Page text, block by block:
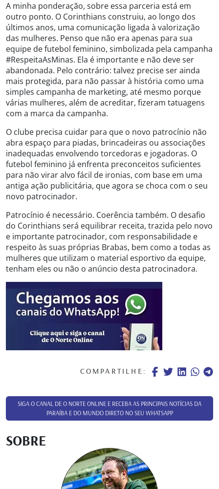
A minha ponderação, sobre essa parceria está em
outro ponto. O Corinthians construiu, ao longo dos
últimos anos, uma comunicação ligada à valorização
das mulheres. Penso que não era apenas para sua
equipe de futebol feminino, simbolizada pela campanha
#RespeitaAsMinas. Ela é importante e não deve ser
abandonada. Pelo contrário: talvez precise ser ainda
mais protegida, para não passar à história como uma
simples campanha de marketing, até mesmo porque
várias mulheres, além de acreditar, fizeram tatuagens
com a marca da campanha.
O clube precisa cuidar para que o novo patrocínio não
abra espaço para piadas, brincadeiras ou associações
inadequadas envolvendo torcedoras e jogadoras. O
futebol feminino já enfrenta preconceitos suficientes
para não virar alvo fácil de ironias, com base em uma
antiga ação publicitária, que agora se choca com o seu
novo patrocinador.
Patrocínio é necessário. Coerência também. O desafio
do Corinthians será equilibrar receita, trazida pelo novo
e importante patrocinador, com responsabilidade e
respeito às suas próprias Brabas, bem como a todas as
mulheres que utilizam o material esportivo da equipe,
tenham eles ou não o anúncio desta patrocinadora.
COMPARTILHE:
SIGA O CANAL DE O NORTE ONLINE E RECEBA AS PRINCIPAIS NOTÍCIAS DA
PARAÍBA E DO MUNDO DIRETO NO SEU WHATSAPP
SOBRE